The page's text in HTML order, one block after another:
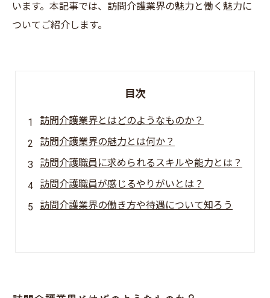
います。本記事では、訪問介護業界の魅力と働く魅力に
ついてご紹介します。
目次
訪問介護業界とはどのようなものか？
訪問介護業界の魅力とは何か？
訪問介護職員に求められるスキルや能力とは？
訪問介護職員が感じるやりがいとは？
訪問介護業界の働き方や待遇について知ろう